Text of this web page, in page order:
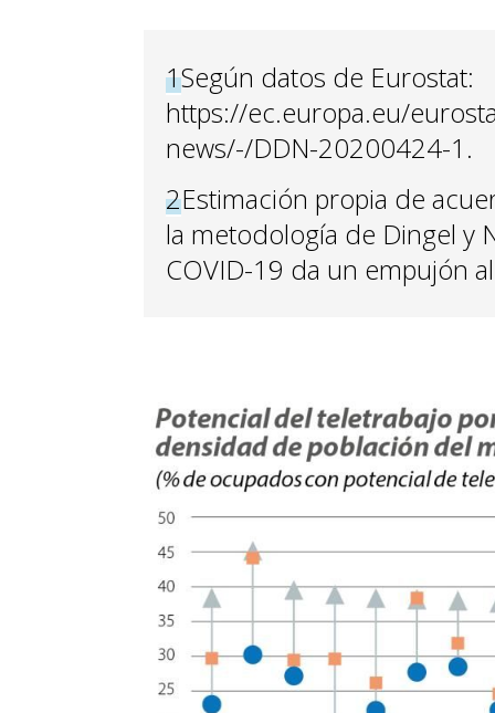
1Según datos de Eurostat:
https://ec.europa.eu/
news/-/DDN-20200424-1.
2Estimación propia de
la metodología de Dingel y
COVID-19 da un empujón